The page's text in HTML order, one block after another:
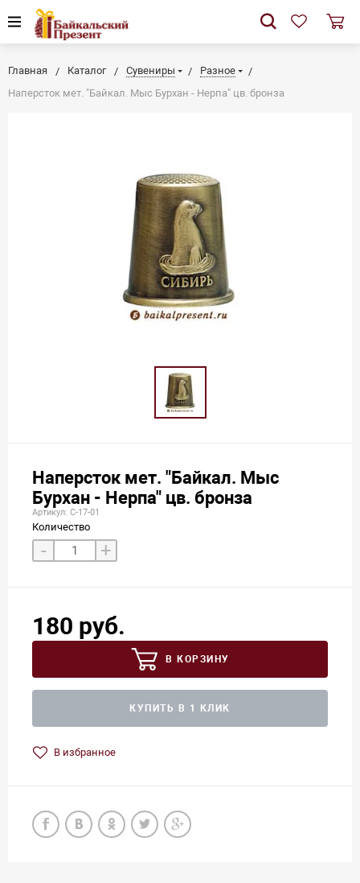
Главная Каталог Сувениры
Разное
Наперсток мет. "Байкал. Мыс Бурхан - Нерпа" цв. бронза
Наперсток мет. "Байкал. Мыс
Бурхан - Нерпа" цв. бронза
Артикул: С-17-01
Количество
- +
180 руб.
В КОРЗИНУ
КУПИТЬ В 1 КЛИК
В избранное